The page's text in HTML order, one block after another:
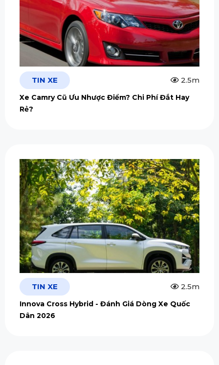
TIN XE 2.5m
Xe Camry Cũ Ưu Nhược Điểm? Chi Phí Đắt Hay
Rẻ?
TIN XE 2.5m
Innova Cross Hybrid - Đánh Giá Dòng Xe Quốc
Dân 2026